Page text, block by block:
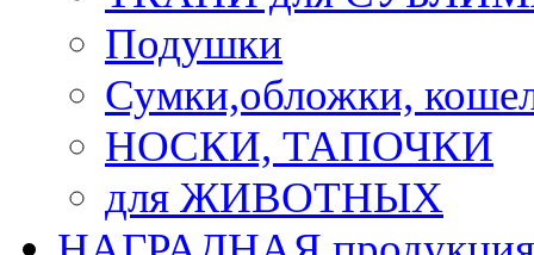
Подушки
Сумки,обложки,
НОСКИ, ТАПОЧКИ
для ЖИВОТНЫХ